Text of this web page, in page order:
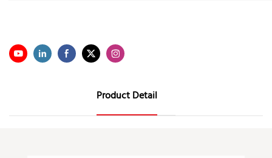
Product Detail